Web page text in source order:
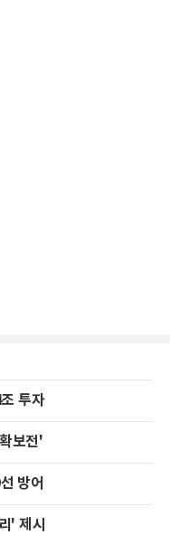
투자
보전'
방어
' 제시